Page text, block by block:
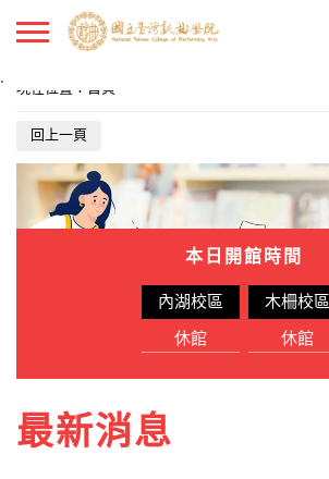
.
現在位置 ： 首頁
回上一頁
本日開館時間
內湖校區
休館
木柵校區
休館
最新消息